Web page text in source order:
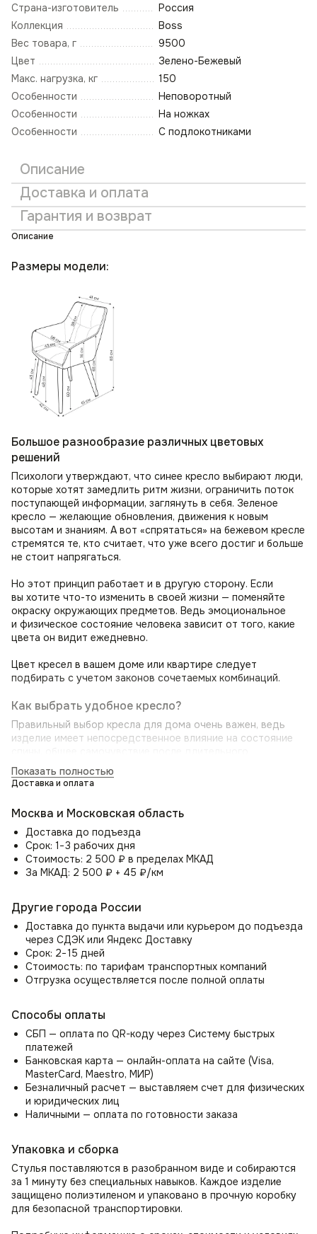
Страна-изготовитель
Россия
Коллекция
Boss
Вес товара, г
9500
Цвет
Зелено-Бежевый
Макс. нагрузка, кг
150
Особенности
Неповоротный
Особенности
На ножках
Особенности
С подлокотниками
Описание
Доставка и оплата
Гарантия и возврат
Описание
Размеры модели:
Большое разнообразие различных цветовых
решений
Психологи утверждают, что синее кресло выбирают люди,
которые хотят замедлить ритм жизни, ограничить поток
поступающей информации, заглянуть в себя. Зеленое
кресло — желающие обновления, движения к новым
высотам и знаниям. А вот «спрятаться» на бежевом кресле
стремятся те, кто считает, что уже всего достиг и больше
не стоит напрягаться.
Но этот принцип работает и в другую сторону. Если
вы хотите что-то изменить в своей жизни — поменяйте
окраску окружающих предметов. Ведь эмоциональное
и физическое состояние человека зависит от того, какие
цвета он видит ежедневно.
Цвет кресел в вашем доме или квартире следует
подбирать с учетом законов сочетаемых комбинаций.
Как выбрать удобное кресло?
Правильный выбор кресла для дома очень важен, ведь
изделие имеет непосредственное влияние на состояние
нахождения в нём и здоровье в целом.
Оптимальное кресло позволит, когда вы садитесь в него,
почувствовать приятную мягкость, а полностью усевшись,
ощутить небольшое выталкивание. Основная конструкция
идеального кресла — это надёжный каркас, качественный
наполнитель и прочный обивочный материал.
Мягкий стул для дома Boss с эргономической спинкой,
с комфортом часами, сохраняя при этом здоровую
осанку. Удобные подлокотники полукресла Boss (Босс)
обеспечат превосходную поддержку для ваших рук,
снимут нагрузку с плеч и шеи, позволяя вам полностью
расслабиться или сосредоточиться на своих задачах.
материалы
Прочные металлический каркас мягкого стула со спинкой
Boss (Босс) покрыты гипоаллергенными материалами,
включая холлофайбер, поролон и ткань велюр антикоготь.
Роскошная обивка из велюра создает невероятный уют
и мягкость. Благодаря высокой износостойкости, стул
идеально подходит для семей с детьми и домашними
животными, а также ресторанов и кафе.
Стулья на кухню, кафе, ресторан
Могут служить как дизайнерские стулья на кухню
и дополнением к обеденному столу, в том числе для кафе
и ресторанов.
Комплект стульев для гостиной или прихожей
Показать полностью
Доставка и оплата
Москва и Московская область
Доставка до подъезда
Срок: 1−3 рабочих дня
Стоимость: 2 500 ₽ в пределах МКАД
За МКАД: 2 500 ₽ + 45 ₽/км
Другие города России
Доставка до пункта выдачи или курьером до подъезда
через СДЭК или Яндекс Доставку
Срок: 2−15 дней
Стоимость: по тарифам транспортных компаний
Отгрузка осуществляется после полной оплаты
Способы оплаты
СБП — оплата по QR-коду через Систему быстрых
платежей
Банковская карта — онлайн-оплата на сайте (Visa,
MasterCard, Maestro, МИР)
Безналичный расчет — выставляем счет для физических
и юридических лиц
Наличными — оплата по готовности заказа
Упаковка и сборка
Стулья поставляются в разобранном виде и собираются
за 1 минуту без специальных навыков. Каждое изделие
защищено полиэтиленом и упаковано в прочную коробку
для безопасной транспортировки.